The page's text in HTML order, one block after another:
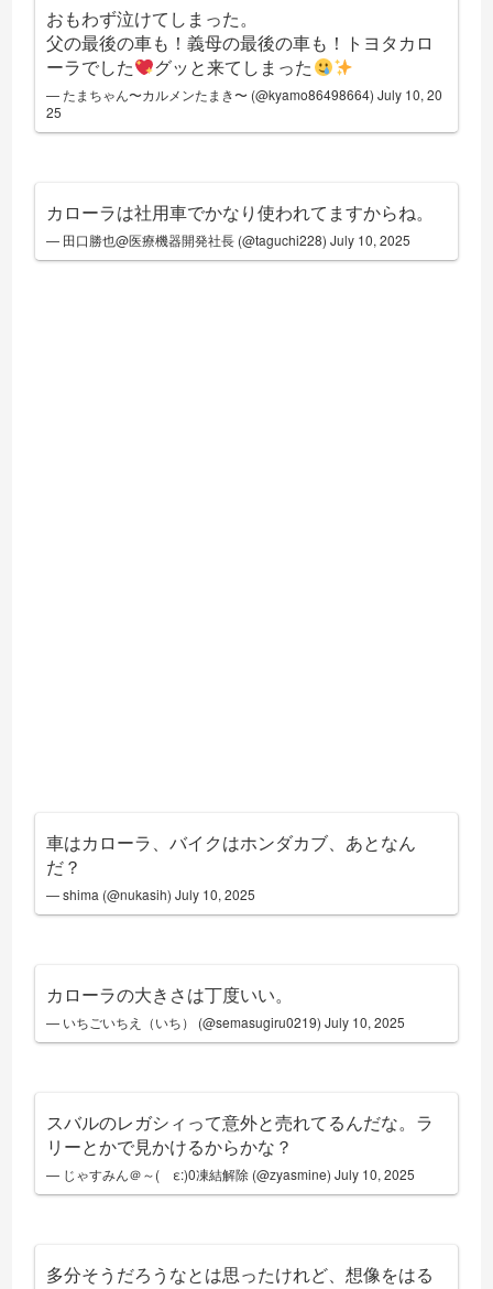
おもわず泣けてしまった。
父の最後の車も！義母の最後の車も！トヨタカロ
ーラでした
グッと来てしまった
— たまちゃん〜カルメンたまき〜 (@kyamo86498664)July 10, 20
25
カローラは社用車でかなり使われてますからね。
— 田口勝也@医療機器開発社長 (@taguchi228)July 10, 2025
車はカローラ、バイクはホンダカブ、あとなん
だ？
— shima (@nukasih)July 10, 2025
カローラの大きさは丁度いい。
— いちごいちえ（いち） (@semasugiru0219)July 10, 2025
スバルのレガシィって意外と売れてるんだな。ラ
リーとかで見かけるからかな？
— じゃすみん＠～( ε:)0凍結解除 (@zyasmine)July 10, 2025
多分そうだろうなとは思ったけれど、想像をはる